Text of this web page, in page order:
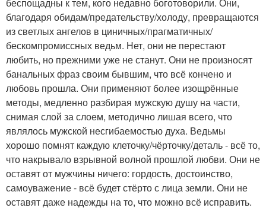
благодаря обидам/предательству/холоду, превращаются
из светлых ангелов в циничных/прагматичных/
бескомпромиссных ведьм. Нет, они не перестают
любить, но прежними уже не станут. Они не произносят
банальных фраз своим бывшим, что всё кончено и
любовь прошла. Они применяют более изощрённые
методы, медленно разбирая мужскую душу на части,
снимая слой за слоем, методично лишая всего, что
являлось мужской несгибаемостью духа. Ведьмы
хорошо помнят каждую клеточку/чёрточку/деталь - всё то,
что накрывало взрывной волной прошлой любви. Они не
оставят от мужчины ничего: гордость, достоинство,
самоуважение - всё будет стёрто с лица земли. Они не
оставят даже надежды на то, что можно всё исправить.